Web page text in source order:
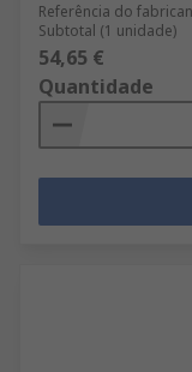
Referência do
Subtotal (1 unidade)
54,65 €
Quantidade